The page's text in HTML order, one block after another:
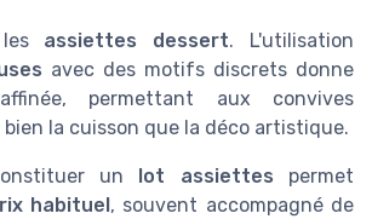
assiettes dessert. L'utilisation
avec des motifs discrets donne
permettant aux convives
bien la cuisson que la déco artistique.
un lot assiettes permet
habituel, souvent accompagné de